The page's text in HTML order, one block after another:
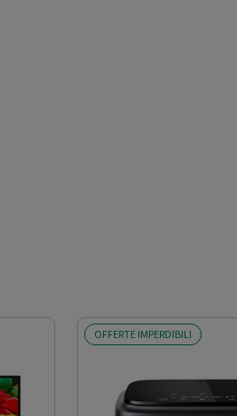
OFFERTE IMPERDIBILI